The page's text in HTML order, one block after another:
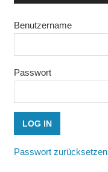
Benutzername
Passwort
Passwort zurücksetzen